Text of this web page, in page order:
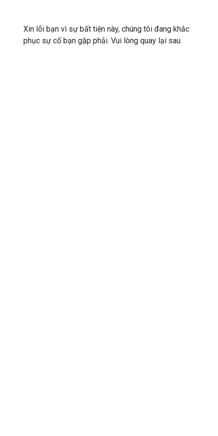
Xin lỗi bạn vì sự bất tiện này, chúng tôi đang khắc
phục sự cố bạn gặp phải. Vui lòng quay lại sau